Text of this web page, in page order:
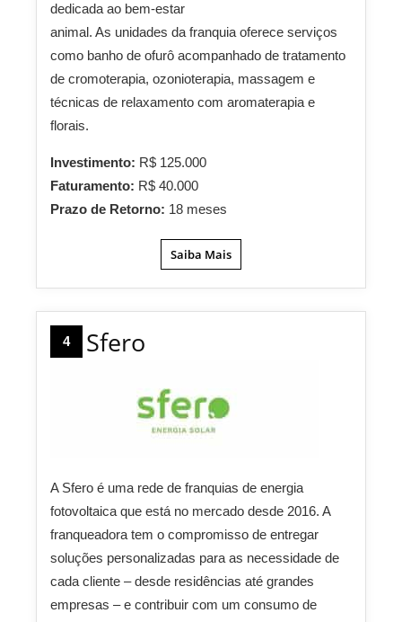
dedicada ao bem-estar
animal. As unidades da franquia oferece serviços
como banho de ofurô acompanhado de tratamento
de cromoterapia, ozonioterapia, massagem e
técnicas de relaxamento com aromaterapia e
florais.
Investimento: R$ 125.000
Faturamento: R$ 40.000
Prazo de Retorno: 18 meses
Saiba Mais
4 Sfero
A Sfero é uma rede de franquias de energia
fotovoltaica que está no mercado desde 2016. A
franqueadora tem o compromisso de entregar
soluções personalizadas para as necessidade de
cada cliente – desde residências até grandes
empresas – e contribuir com um consumo de